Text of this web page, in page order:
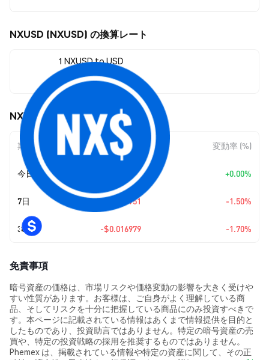
NXUSD (NXUSD) の換算レート
1 NXUSD to USD
$0.981812
NXUSD (NXUSD) の価格変動
期間 金額変動 変動率 (%)
今日 +0.00%
7日 -$0.014951 -1.50%
30日 -$0.016979 -1.70%
免責事項
暗号資産の価格は、市場リスクや価格変動の影響を大きく受けや
すい性質があります。お客様は、ご自身がよく理解している商
品、そしてリスクを十分に把握している商品にのみ投資すべきで
す。本ページに記載されている情報はあくまで情報提供を目的と
したものであり、投資助言ではありません。特定の暗号資産の売
買や、特定の投資戦略の採用を推奨するものではありません。
Phemex は、掲載されている情報や特定の資産に関して、その正